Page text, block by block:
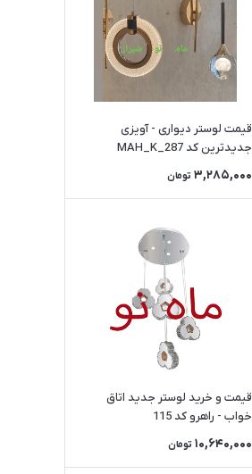
قیمت لوستر دیواری - آویزی
جدیدترین کد MAH_K_287
3,285,000 تومان
قیمت و خرید لوستر جدید اتاق
خواب - راهرو کد 115
10,640,000 تومان